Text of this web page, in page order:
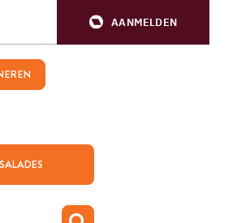
AANMELDEN
SALADES